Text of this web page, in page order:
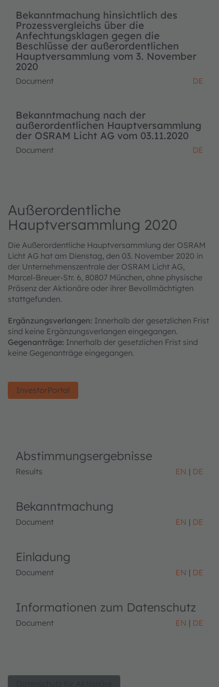
Bekanntmachung hinsichtlich des
Prozessvergleichs über die
Anfechtungsklagen gegen die
Beschlüsse der außerordentlichen
Hauptversammlung vom 3. November
2020
Document DE
Bekanntmachung nach der
außerordentlichen Hauptversammlung
der OSRAM Licht AG vom 03.11.2020
Document DE
Außerordentliche
Hauptversammlung 2020
Die Außerordentliche Hauptversammlung der OSRAM
Licht AG hat am Dienstag, den 03. November 2020 in
der Unternehmenszentrale der OSRAM Licht AG,
Marcel-Breuer-Str. 6, 80807 München, ohne physische
Präsenz der Aktionäre oder ihrer Bevollmächtigten
stattgefunden.
Ergänzungsverlangen: Innerhalb der gesetzlichen Frist
sind keine Ergänzungsverlangen eingegangen.
Gegenanträge: Innerhalb der gesetzlichen Frist sind
keine Gegenanträge eingegangen.
InvestorPortal
Abstimmungsergebnisse
Results EN DE
Bekanntmachung
Document EN DE
Einladung
Document EN DE
Informationen zum Datenschutz
Document EN DE